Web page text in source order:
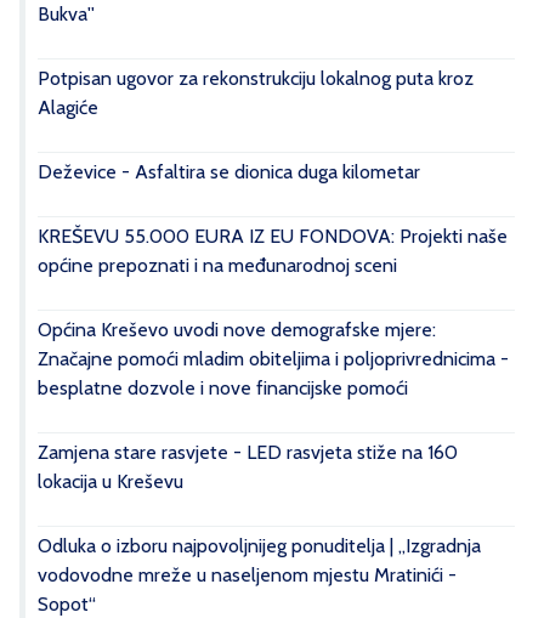
Bukva''
Potpisan ugovor za rekonstrukciju lokalnog puta kroz
Alagiće
Deževice - Asfaltira se dionica duga kilometar
KREŠEVU 55.000 EURA IZ EU FONDOVA: Projekti naše
općine prepoznati i na međunarodnoj sceni
Općina Kreševo uvodi nove demografske mjere:
Značajne pomoći mladim obiteljima i poljoprivrednicima -
besplatne dozvole i nove financijske pomoći
Zamjena stare rasvjete - LED rasvjeta stiže na 160
lokacija u Kreševu
Odluka o izboru najpovoljnijeg ponuditelja | „Izgradnja
vodovodne mreže u naseljenom mjestu Mratinići -
Sopot“